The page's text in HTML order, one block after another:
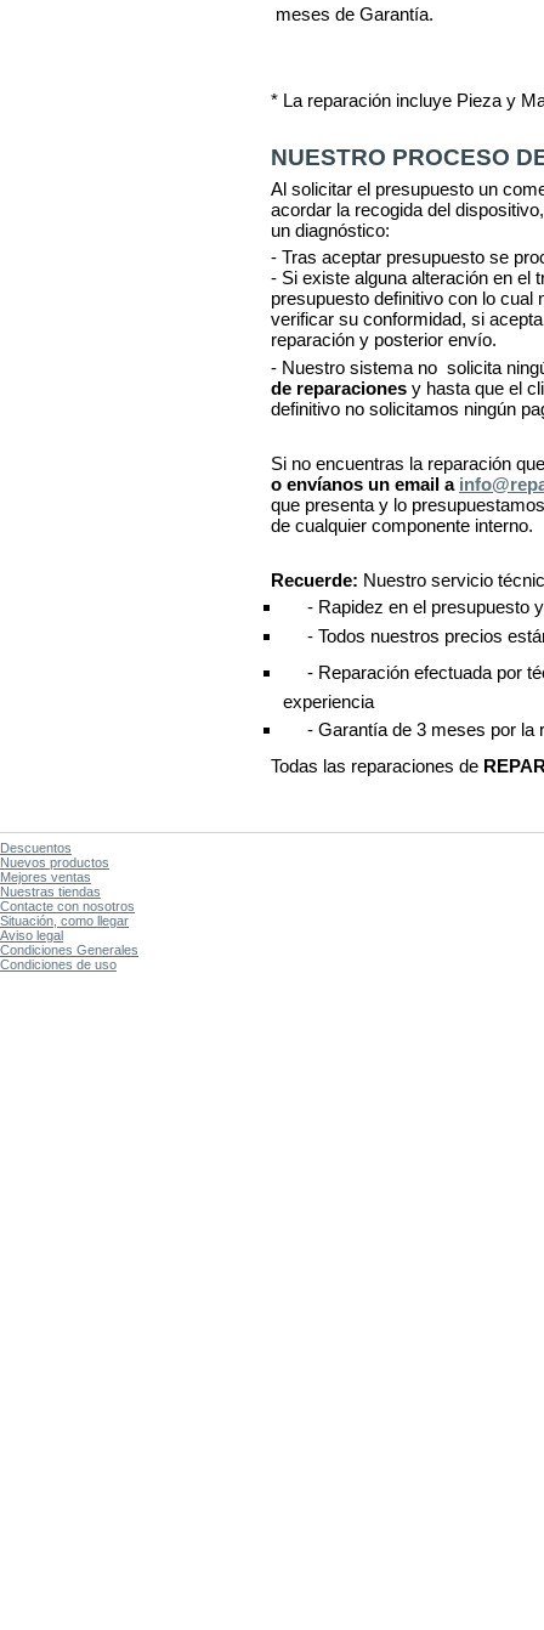
meses de Garantía.
* La reparación incluye Pieza y
NUESTRO PROCESO
Al solicitar el presupuesto un
acordar la recogida del
un diagnóstico:
- Tras aceptar presupuesto se
- Si existe alguna alteración en el
presupuesto definitivo con lo
verificar su conformidad, si
reparación y posterior envío.
- Nuestro sistema no solicita
de reparaciones y hasta que el
definitivo no solicitamos ningún
Si no encuentras la reparación
o envíanos un email a
que presenta y lo
de cualquier componente
Recuerde: Nuestro servicio
- Rapidez en el presupuesto
 - Todos nuestros precios
 - Reparación efectuada por
experiencia
 - Garantía de 3 meses por la
Todas las reparaciones de
Descuentos
Nuevos productos
Mejores ventas
Nuestras tiendas
Contacte con nosotros
Situación, como llegar
Aviso legal
Condiciones Generales
Condiciones de uso